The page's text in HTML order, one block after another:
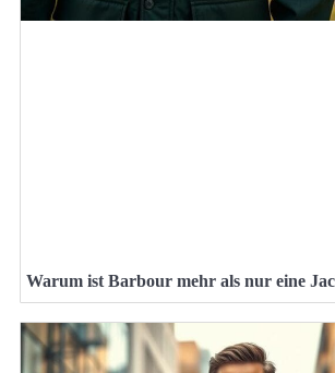
Warum ist Barbour mehr als nur eine